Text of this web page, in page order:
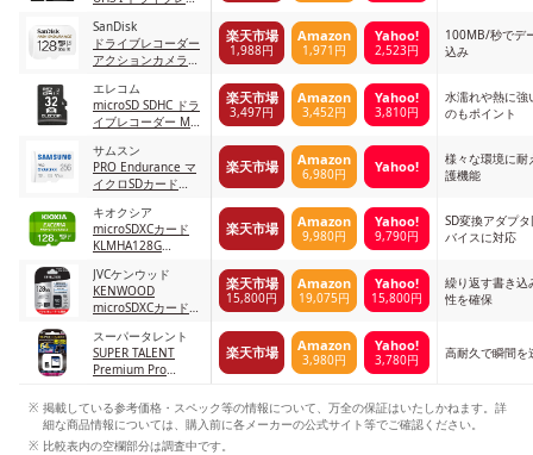
MF-
CAMR064GU11A
SanDisk
ドライブレコーダー
アクションカメラ対
SDSQQNR-128G-
GN6IA
楽天市場
1,988円
Amazon
1,971円
Yahoo!
2,523円
100MB/秒でデ
込み
エレコム
microSD SDHC ドラ
イブレコーダー MF-
楽天市場
3,497円
Amazon
3,452円
Yahoo!
3,810円
水濡れや熱に強
のもポイント
サムスン
PRO Endurance マ
イクロSDカード
楽天市場 Amazon
6,980円 Yahoo!
様々な環境に耐
護機能
キオクシア
microSDXCカード
KLMHA128G
楽天市場 Amazon
9,980円
Yahoo!
9,790円
SD変換アダプ
バイスに対応
JVCケンウッド
KENWOOD
microSDXCカード
SD1280 ブラック
楽天市場
15,800円
Amazon
19,075円
Yahoo!
15,800円
繰り返す書き込
性を確保
スーパータレント
SUPER TALENT
Premium Pro
ライブレコーダー用
microSDXCカード
ST64MSU3PD
楽天市場 Amazon
3,980円
Yahoo!
3,780円 高耐久で瞬間を
掲載している参考価格・スペック等の情報について、万全の保証はいたしかねます。詳
細な商品情報については、購入前に各メーカーの公式サイト等でご確認ください。
比較表内の空欄部分は調査中です。